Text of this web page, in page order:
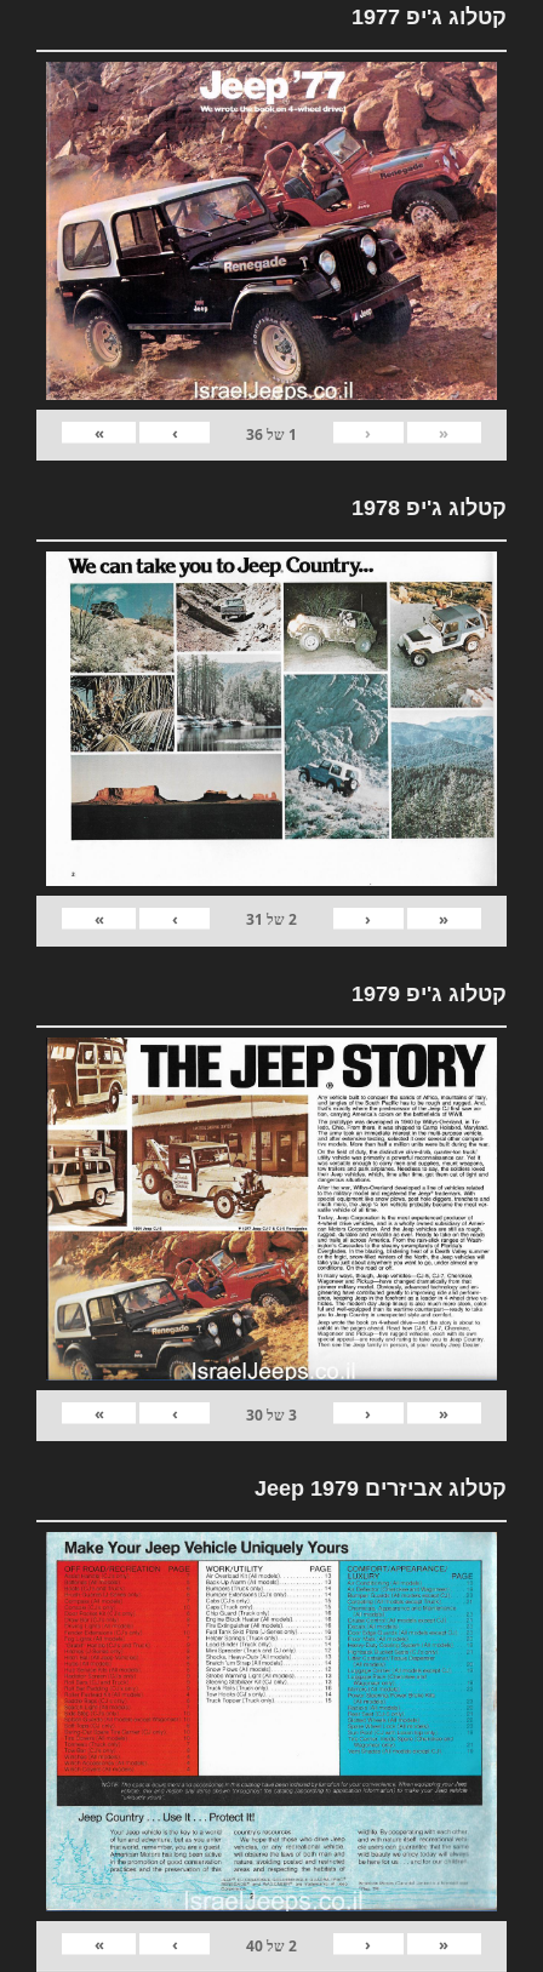
קטלוג ג'יפ 1977
«
‹
1 של36
›
»
קטלוג ג'יפ 1978
«
‹
2של 31
›
»
קטלוג ג'יפ 1979
«
‹
3של30
›
»
קטלוג אביזרים 1979 Jeep
«
‹
2של40
›
»